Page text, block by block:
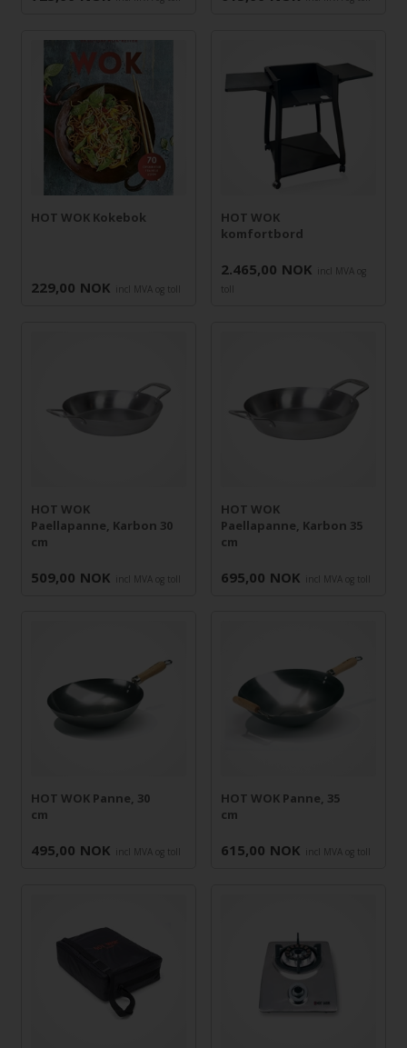
HOT WOK Kokebok
229,00 NOK incl MVA og toll
HOT WOK
komfortbord
2.465,00 NOK
incl MVA og
toll
HOT WOK
Paellapanne, Karbon 30
cm
509,00 NOK incl MVA og toll
HOT WOK
Paellapanne, Karbon 35
cm
695,00 NOK incl MVA og toll
HOT WOK Panne, 30
cm
495,00 NOK incl MVA og toll
HOT WOK Panne, 35
cm
615,00 NOK incl MVA og toll